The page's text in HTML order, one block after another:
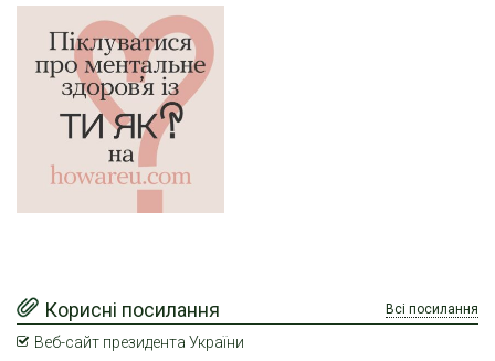
Корисні посилання Всі посилання
Веб-сайт президента України